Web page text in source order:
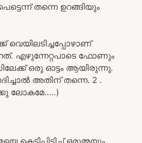
തന്നെ ഉറങ്ങിയും
വെയിലടിച്ചപ്പോഴാണ്
എഴുന്നേറ്റപാടെ ഫോണും
ഒരു ഓട്ടം ആയിരുന്നു.
അതിന് തന്നെ. 2 .
ലോകമേ…..)
കെട്ടിപിടിച്ച് ഒരുമ്മയും